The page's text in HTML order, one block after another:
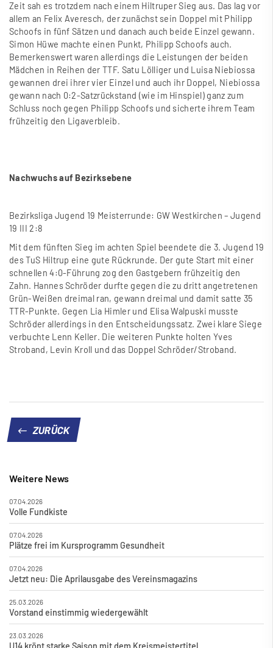
Zeit sah es trotzdem nach einem Hiltruper Sieg aus. Das lag vor
allem an Felix Averesch, der zunächst sein Doppel mit Philipp
Schoofs in fünf Sätzen und danach auch beide Einzel gewann.
Simon Hüwe machte einen Punkt, Philipp Schoofs auch.
Bemerkenswert waren allerdings die Leistungen der beiden
Mädchen in Reihen der TTF. Satu Lölliger und Luisa Niebiossa
gewannen drei ihrer vier Einzel und auch ihr Doppel, Niebiossa
gewann nach 0:2-Satzrückstand (wie im Hinspiel) ganz zum
Schluss noch gegen Philipp Schoofs und sicherte ihrem Team
frühzeitig den Ligaverbleib.
Nachwuchs auf Bezirksebene
Bezirksliga Jugend 19 Meisterrunde: GW Westkirchen – Jugend
19 III 2:8
Mit dem fünften Sieg im achten Spiel beendete die 3. Jugend 19
des TuS Hiltrup eine gute Rückrunde. Der gute Start mit einer
schnellen 4:0-Führung zog den Gastgebern frühzeitig den
Zahn. Hannes Schröder durfte gegen die zu dritt angetretenen
Grün-Weißen dreimal ran, gewann dreimal und damit satte 35
TTR-Punkte. Gegen Lia Himler und Elisa Walpuski musste
Schröder allerdings in den Entscheidungssatz. Zwei klare Siege
verbuchte Lenn Keller. Die weiteren Punkte holten Yves
Stroband, Levin Kroll und das Doppel Schröder/Stroband.
ZURÜCK
Weitere News
07.04.2026
Volle Fundkiste
07.04.2026
Plätze frei im Kursprogramm Gesundheit
07.04.2026
Jetzt neu: Die Aprilausgabe des Vereinsmagazins
25.03.2026
Vorstand einstimmig wiedergewählt
23.03.2026